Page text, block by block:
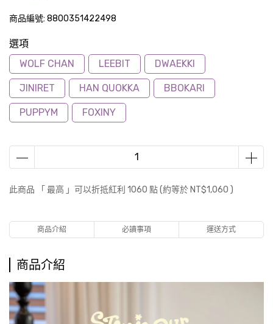
商品編號: 8800351422498
選項
WOLF CHAN
LEEBIT DWAEKKI
JINIRET HAN QUOKKA BBOKARI
PUPPYM FOXINY
此商品 「 最高 」可以折抵紅利 1060 點 (約等於 NT$1,060 )
商品介紹 必讀事項 運送方式
商品介紹